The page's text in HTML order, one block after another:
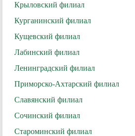
Крыловский филиал
Курганинский филиал
Кущевский филиал
Лабинский филиал
Ленинградский филиал
Приморско-Ахтарский филиал
Славянский филиал
Сочинский филиал
Староминский филиал